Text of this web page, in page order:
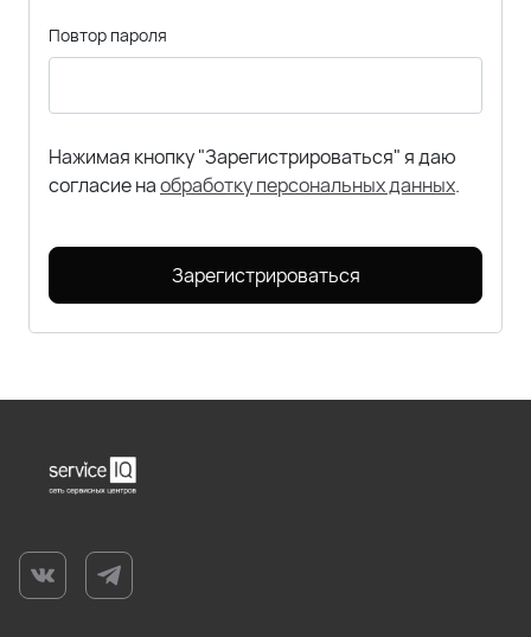
Повтор пароля
Нажимая кнопку "Зарегистрироваться" я даю
согласие наобработку персональных данных.
Зарегистрироваться